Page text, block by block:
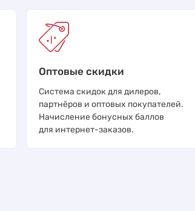
Оптовые скидки
Система скидок для дилеров,
партнёров и оптовых покупателей.
Начисление бонусных баллов
для интернет-заказов.